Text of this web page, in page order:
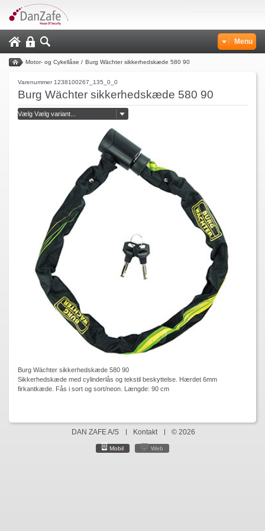
Menu
Motor- og Cykellåse / Burg Wächter sikkerhedskæde 580 90
Varenummer 1238100267_135_0_0
Burg Wächter sikkerhedskæde 580 90
Burg Wächter sikkerhedskæde 580 90
Sikkerhedskæde med cylinderlås og tekstil beskyttelse. Hærdet 6mm
firkantkæde. Fås i sort og sort/neon. Længde: 90 cm
DAN ZAFE A/S Kontakt © 2026
Mobil Web